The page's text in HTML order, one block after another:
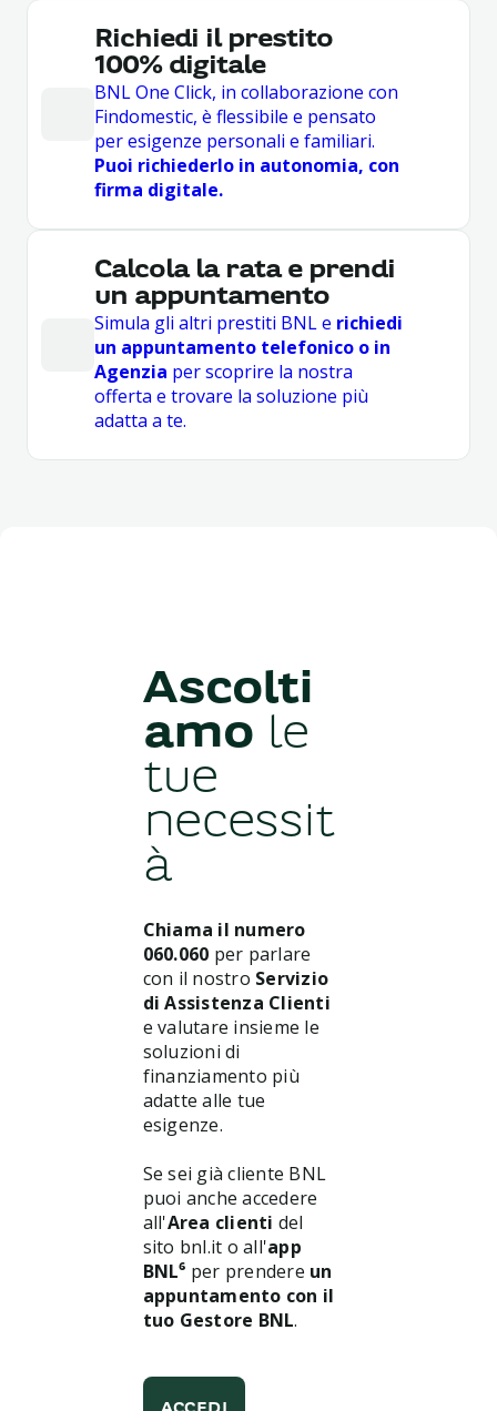
Richiedi il prestito
100% digitale
BNL One Click, in collaborazione con
Findomestic, è flessibile e pensato
per esigenze personali e familiari.
Puoi richiederlo in autonomia, con
firma digitale.
Calcola la rata e prendi
un appuntamento
Simula gli altri prestiti BNL e richiedi
un appuntamento telefonico o in
Agenzia per scoprire la nostra
offerta e trovare la soluzione più
adatta a te.
Ascolti
amo le
tue
necessit
à
Chiama il numero
060.060 per parlare
con il nostro Servizio
di Assistenza Clienti
e valutare insieme le
soluzioni di
finanziamento più
adatte alle tue
esigenze.
Se sei già cliente BNL
puoi anche accedere
all'Area clienti del
sito bnl.it o all'app
BNL⁶ per prendere un
appuntamento con il
tuo Gestore BNL.